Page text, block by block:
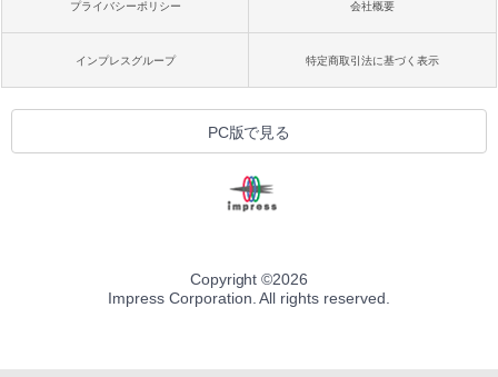
プライバシーポリシー 会社概要
インプレスグループ 特定商取引法に基づく表示
PC版で見る
Copyright ©2026
Impress Corporation. All rights reserved.